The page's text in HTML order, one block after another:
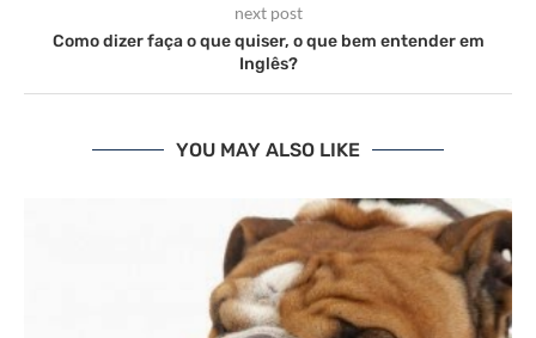
next post
Como dizer faça o que quiser, o que bem entender em
Inglês?
YOU MAY ALSO LIKE